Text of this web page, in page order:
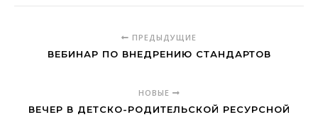
ПРЕДЫДУЩИЕ
ВЕБИНАР ПО ВНЕДРЕНИЮ СТАНДАРТОВ
НОВЫЕ
ВЕЧЕР В ДЕТСКО-РОДИТЕЛЬСКОЙ РЕСУРСНОЙ